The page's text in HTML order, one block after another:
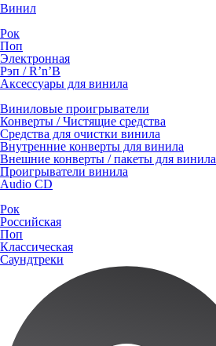
Винил
Рок
Поп
Электронная
Рэп / R’n’B
Аксессуары для винила
Виниловые проигрыватели
Конверты / Чистящие средства
Средства для очистки винила
Внутренние конверты для винила
Внешние конверты / пакеты для винила
Проигрыватели винила
Audio CD
Рок
Российская
Поп
Классическая
Саундтреки